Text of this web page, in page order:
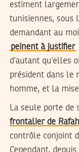
estiment
tunisiennes, sous
demandant au
peinent à justifier
d’autant
président dans le
homme, et la
La seule porte de
frontalier de Rafah
contrôle conjoint
Cependant,